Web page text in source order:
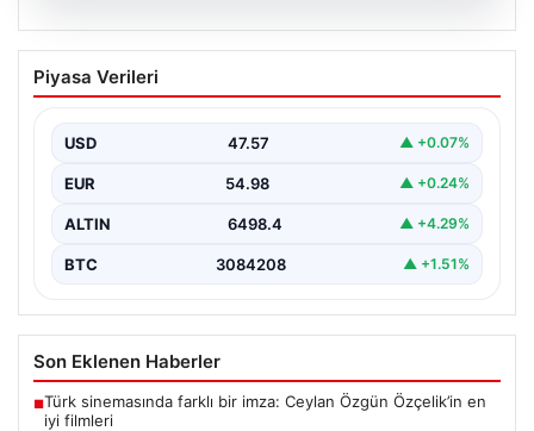
Özgür Özel’den Türkiye’nin Tüm
Demokratlarına Yeni Parti Çağrısı
Meclis'te gerçekleştirdiği ilk grup toplantısında önemli
açıklamalarda…
Piyasa Verileri
USD 47.57 ▲ +0.07%
EUR 54.98 ▲ +0.24%
ALTIN 6498.4 ▲ +4.29%
BTC 3084208 ▲ +1.51%
Son Eklenen Haberler
■Türk sinemasında farklı bir imza: Ceylan Özgün Özçelik’in en
iyi filmleri